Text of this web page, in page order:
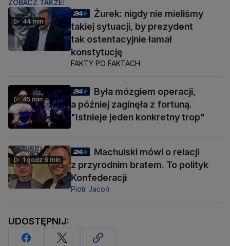
ZOBACZ TAKŻE:
44 min
Żurek: nigdy nie mieliśmy
takiej sytuacji, by prezydent
tak ostentacyjnie łamał
konstytucję
FAKTY PO FAKTACH
45 min
Była mózgiem operacji,
a później zaginęła z fortuną.
"Istnieje jeden konkretny trop"
1 godz 6 min
Machulski mówi o relacji
z przyrodnim bratem. To polityk
Konfederacji
Piotr Jacoń
UDOSTĘPNIJ: